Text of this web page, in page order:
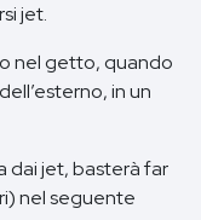
jet.
nel getto, quando
in un
dai jet, basterà far
nel seguente